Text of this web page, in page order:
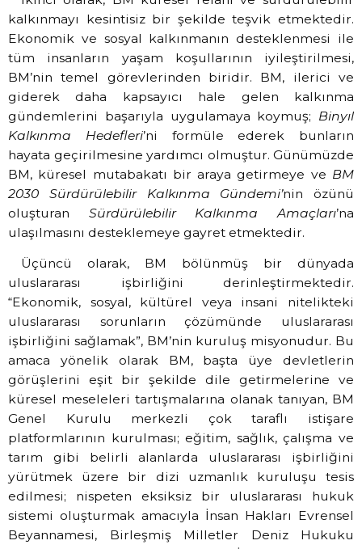
kalkınmayı kesintisiz bir şekilde teşvik etmektedir.
Ekonomik ve sosyal kalkınmanın desteklenmesi ile
tüm insanların yaşam koşullarının iyileştirilmesi,
BM’nin temel görevlerinden biridir. BM, ilerici ve
giderek daha kapsayıcı hale gelen kalkınma
gündemlerini başarıyla uygulamaya koymuş; Binyıl
Kalkınma Hedefleri’ni formüle ederek bunların
hayata geçirilmesine yardımcı olmuştur. Günümüzde
BM, küresel mutabakatı bir araya getirmeye ve BM
2030 Sürdürülebilir Kalkınma Gündemi’nin özünü
oluşturan Sürdürülebilir Kalkınma Amaçları’na
ulaşılmasını desteklemeye gayret etmektedir.
Üçüncü olarak, BM bölünmüş bir dünyada
uluslararası işbirliğini derinleştirmektedir.
“Ekonomik, sosyal, kültürel veya insani nitelikteki
uluslararası sorunların çözümünde uluslararası
işbirliğini sağlamak”, BM’nin kuruluş misyonudur. Bu
amaca yönelik olarak BM, başta üye devletlerin
görüşlerini eşit bir şekilde dile getirmelerine ve
küresel meseleleri tartışmalarına olanak tanıyan, BM
Genel Kurulu merkezli çok taraflı istişare
platformlarının kurulması; eğitim, sağlık, çalışma ve
tarım gibi belirli alanlarda uluslararası işbirliğini
yürütmek üzere bir dizi uzmanlık kuruluşu tesis
edilmesi; nispeten eksiksiz bir uluslararası hukuk
sistemi oluşturmak amacıyla İnsan Hakları Evrensel
Beyannamesi, Birleşmiş Milletler Deniz Hukuku